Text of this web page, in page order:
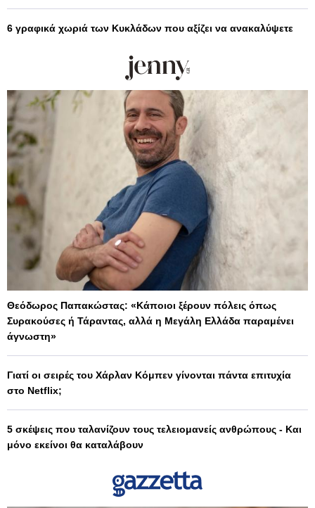
6 γραφικά χωριά των Κυκλάδων που αξίζει να ανακαλύψετε
Θεόδωρος Παπακώστας: «Κάποιοι ξέρουν πόλεις όπως
Συρακούσες ή Τάραντας, αλλά η Μεγάλη Ελλάδα παραμένει
άγνωστη»
Γιατί οι σειρές του Χάρλαν Κόμπεν γίνονται πάντα επιτυχία
στο Netflix;
5 σκέψεις που ταλανίζουν τους τελειομανείς ανθρώπους - Και
μόνο εκείνοι θα καταλάβουν